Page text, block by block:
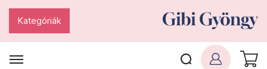
Kategóriák